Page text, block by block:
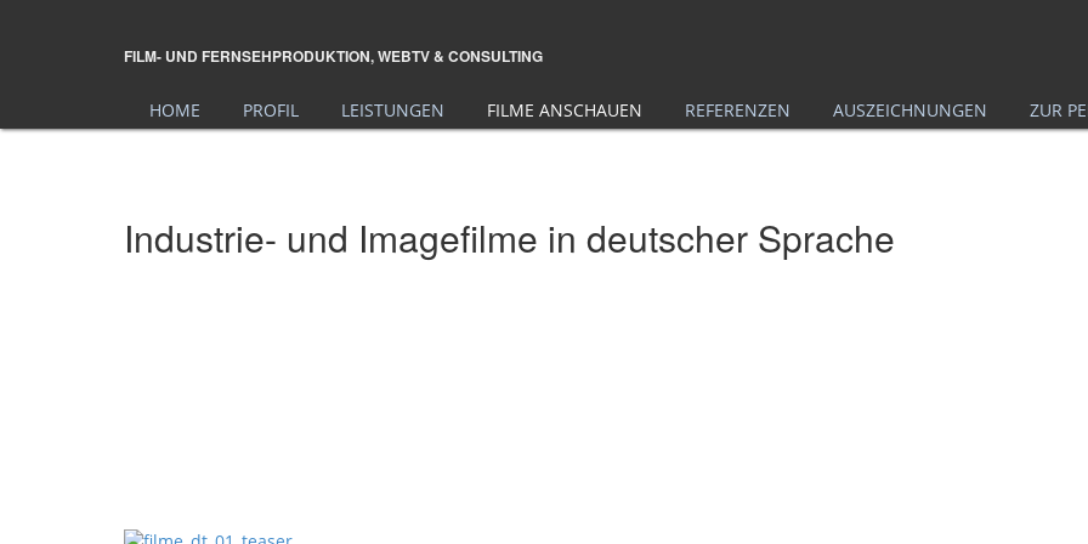
FILM- UND FERNSEHPRODUKTION, WEBTV & CONSULTING
HOME PROFIL LEISTUNGEN FILME ANSCHAUEN REFERENZEN AUSZEICHNUNGEN ZUR
Industrie- und Imagefilme in deutscher Sprache